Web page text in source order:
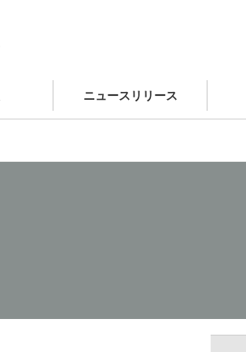
ニュースリリース